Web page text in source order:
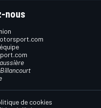
nous
de cookies